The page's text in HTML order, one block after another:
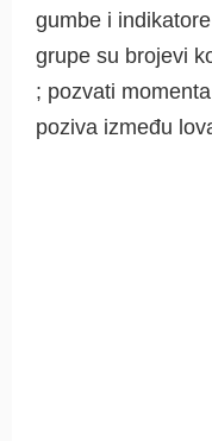
gumbe i
grupe su brojevi
; pozvati
poziva između